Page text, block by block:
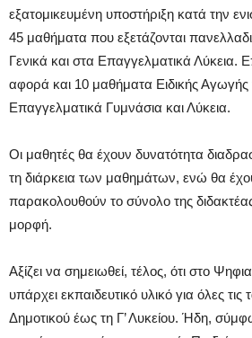
εξατομικευμένη υποστήριξη κατά την
45 μαθήματα που εξετάζονται
Γενικά και στα Επαγγελματικά Λύκεια.
αφορά και 10 μαθήματα Ειδικής Αγωγής
Επαγγελματικά Γυμνάσια και Λύκεια.
Οι μαθητές θα έχουν δυνατότητα
τη διάρκεια των μαθημάτων, ενώ θα
παρακολουθούν το σύνολο της
μορφή.
Αξίζει να σημειωθεί, τέλος, ότι στο
υπάρχει εκπαιδευτικό υλικό για όλες τις
Δημοτικού έως τη Γ’ Λυκείου. Ήδη,